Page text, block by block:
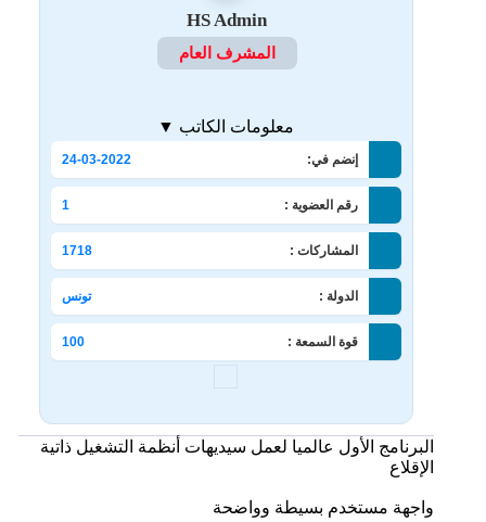
HS Admin
المشرف العام
معلومات الكاتب ▼
إنضم في: 24-03-2022
رقم العضوية : 1
المشاركات : 1718
الدولة : تونس
قوة السمعة : 100
البرنامج الأول عالميا لعمل سيديهات أنظمة التشغيل ذاتية
الإقلاع
واجهة مستخدم بسيطة وواضحة